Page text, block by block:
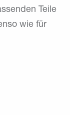
Teile
wie für